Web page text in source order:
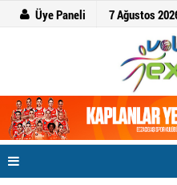
Üye Paneli 7 Ağustos